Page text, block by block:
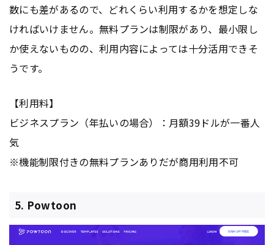
数にも差があるので、どれくらい利用するかを想定しな
ければいけません。無料プランは制限があり、最小限し
か使えないものの、利用内容によっては十分活用できそ
うです。
【利用料】
ビジネスプラン（年払いの場合）：月額39ドルが一番人
気
※機能制限付きの無料プランありだが商用利用不可
5. Powtoon